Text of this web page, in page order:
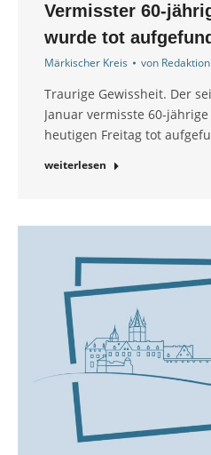
Vermisster 60-
wurde tot
Märkischer Kreis von Redaktion
Traurige Gewissheit. Der
Januar vermisste 60-
heutigen Freitag tot
weiterlesen